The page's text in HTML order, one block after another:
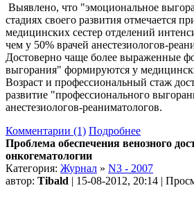
Выявлено, что "эмоциональное
стадиях своего развития отмечается
медицинских сестер отделений
чем у 50% врачей анестезиологов-
Достоверно чаще более выраженные
выгорания" формируются у
Возраст и профессиональный стаж
развитие "профессионального
анестезиологов-реаниматологов.
Комментарии (1) Подробнее
Проблема обеспечения венозного
онкогематологии
Категория: Журнал » N3 - 2007
автор: Tibald | 15-08-2012, 20:14 |